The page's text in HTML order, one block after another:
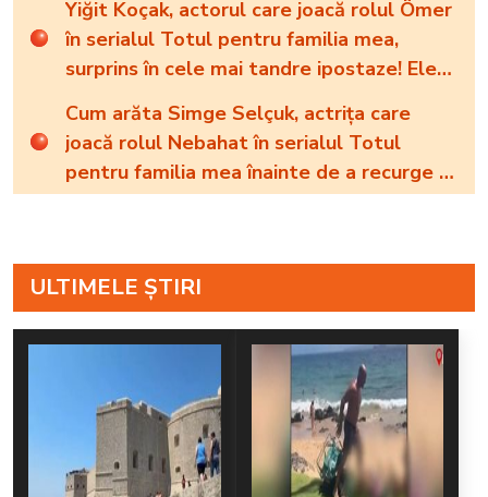
din viața renumitei actrițe
Yiğit Koçak, actorul care joacă rolul Ömer
în serialul Totul pentru familia mea,
surprins în cele mai tandre ipostaze! Ele
Cum arăta Simge Selçuk, actrița care
joacă rolul Nebahat în serialul Totul
pentru familia mea înainte de a recurge la
operațiile estetice! Iată ce aspect fizic
rebelă”
ULTIMELE ȘTIRI